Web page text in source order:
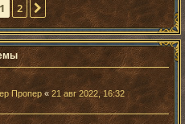
1 2 След.
Пропер« 21 авг 2022, 16:32